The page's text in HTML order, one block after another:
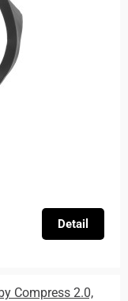
Detail
Compress 2.0,